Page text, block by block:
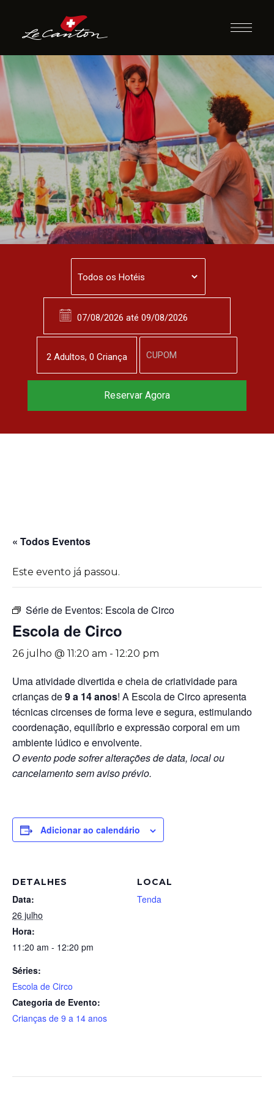
Escola de Circo
« Todos Eventos
Este evento já passou.
Série de Eventos: Escola de Circo
Escola de Circo
26 julho @ 11:20 am - 12:20 pm
Uma atividade divertida e cheia de criatividade para
crianças de9 a 14 anos! A Escola de Circo apresenta
técnicas circenses de forma leve e segura, estimulando
coordenação, equilíbrio e expressão corporal em um
ambiente lúdico e envolvente.
O evento pode sofrer alterações de data, local ou
cancelamento sem aviso prévio.
Adicionar ao calendário
DETALHES
Data:
26 julho
Hora:
11:20 am - 12:20 pm
Séries:
Escola de Circo
Categoria de Evento:
Crianças de 9 a 14 anos
LOCAL
Tenda
2 Adultos, 0 Criança
Reserve agora, com
Reservar Agora